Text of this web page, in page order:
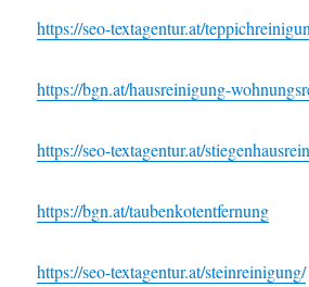
https://seo-textagentur.at/
https://bgn.at/hausreinigung-
https://seo-textagentur.at/
https://bgn.at/taubenkotentfernung
https://seo-textagentur.at/steinreinigung/